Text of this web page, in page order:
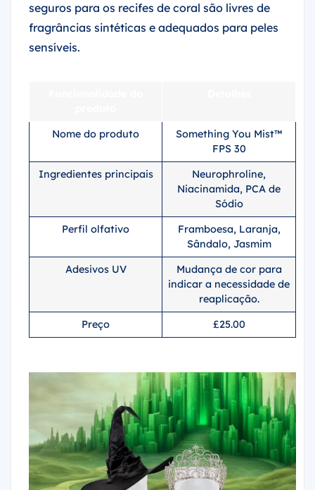
seguros para os recifes de coral são livres de
fragrâncias sintéticas e adequados para peles
sensíveis.
Nome do produto
Something You Mist™
FPS 30
Ingredientes principais
Neurophroline,
Niacinamida, PCA de
Sódio
Perfil olfativo
Framboesa, Laranja,
Sândalo, Jasmim
Adesivos UV
Mudança de cor para
indicar a necessidade de
reaplicação.
Preço
£25.00